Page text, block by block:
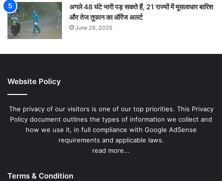
अगले 48 घंटे भारी पड़ सकते हैं, 21 राज्यों में मूसलाधार बारिश
और तेज तूफान का ऑरेंज अलर्ट
June 26, 2026
Website Policy
The privacy of our visitors is one of our top priorities. This Privacy
Policy document outlines the types of information we collect and
how we use it, in full compliance with Google AdSense
requirements and applicable laws.
read more...
Terms & Condition